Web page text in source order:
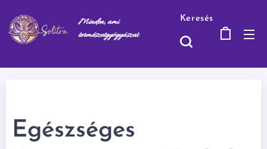
Minden, ami
természetgyógyászat
Keresés
Egészséges